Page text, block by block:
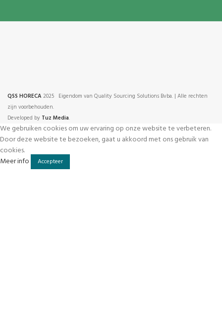
QSS HORECA 2025 Eigendom van Quality Sourcing Solutions Bvba. | Alle rechten
zijn voorbehouden.
Developed by Tuz Media.
We gebruiken cookies om uw ervaring op onze website te verbeteren.
Door deze website te bezoeken, gaat u akkoord met ons gebruik van
cookies.
Meer info
Meer
info
Accepteer